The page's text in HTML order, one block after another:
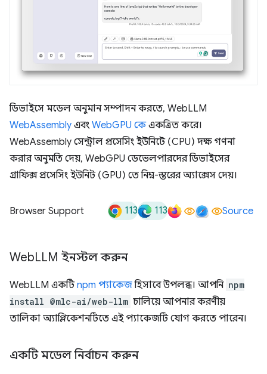
ডিভাইসে মডেল অনুমান সম্পাদন করতে, WebLLM
WebAssembly এবং WebGPU কে​​একত্রিত করে।
WebAssembly সেন্ট্রাল প্রসেসিং ইউনিটে (CPU) দক্ষ গণনা
করার অনুমতি দেয়, WebGPU ডেভেলপারদের ডিভাইসের
গ্রাফিক্স প্রসেসিং ইউনিট (GPU) তে নিম্ন-স্তরের অ্যাক্সেস দেয়।
Browser Support 113 113 Source
WebLLM ইনস্টল করুন
WebLLM একটিnpm প্যাকেজহিসাবে উপলব্ধ। আপনি npm
install @mlc-ai/web-llm চালিয়ে আপনার করণীয়
তালিকা অ্যাপ্লিকেশনটিতে এই প্যাকেজটি যোগ করতে পারেন।
একটি মডেল নির্বাচন করুন